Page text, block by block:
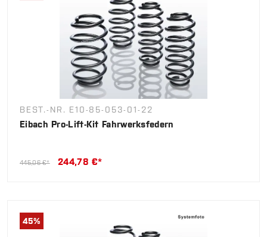
BEST.-NR. E10-85-053-01-22
Eibach Pro-Lift-Kit Fahrwerksfedern
445,06 €* 244,78 €*
45%